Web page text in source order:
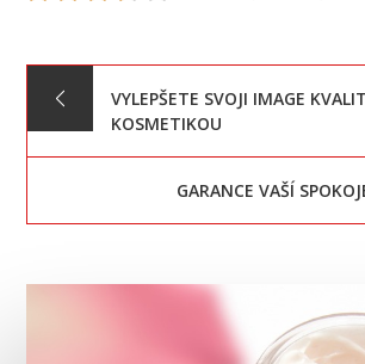
Navigace
pro
příspěvek
VYLEPŠETE SVOJI IMAGE
KOSMETIKOU
GARANCE VAŠÍ